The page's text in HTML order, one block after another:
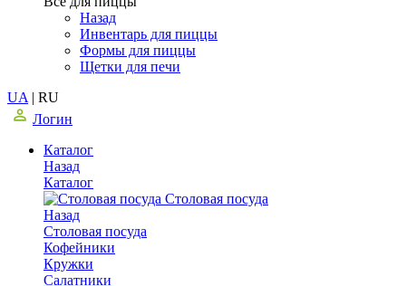
Назад
Инвентарь для пиццы
Формы для пиццы
Щетки для печи
UA | RU
Логин
Каталог
Назад
Каталог
Столовая посуда
Назад
Столовая посуда
Кофейники
Кружки
Салатники